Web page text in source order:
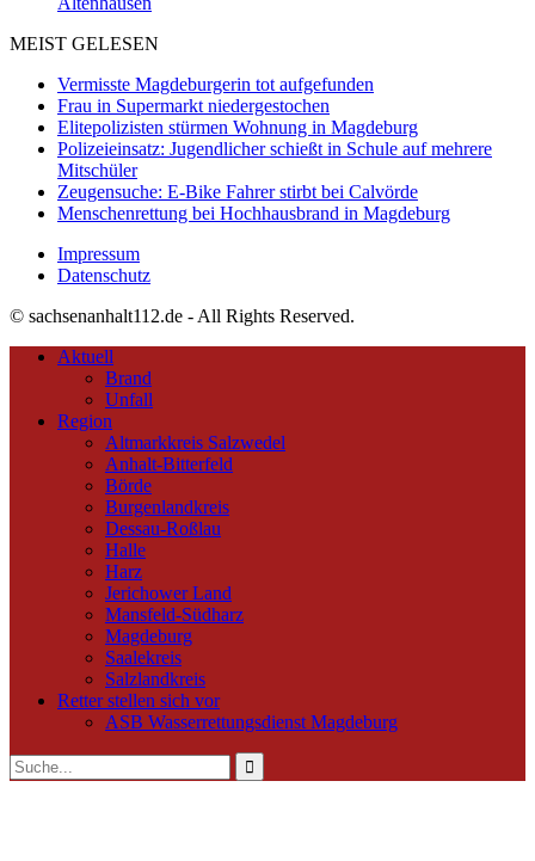
MEIST GELESEN
Vermisste Magdeburgerin tot aufgefunden
Frau in Supermarkt niedergestochen
Elitepolizisten stürmen Wohnung in Magdeburg
Polizeieinsatz: Jugendlicher schießt in Schule auf mehrere
Mitschüler
Zeugensuche: E-Bike Fahrer stirbt bei Calvörde
Menschenrettung bei Hochhausbrand in Magdeburg
Impressum
Datenschutz
© sachsenanhalt112.de - All Rights Reserved.
Aktuell
Brand
Unfall
Region
Altmarkkreis Salzwedel
Anhalt-Bitterfeld
Börde
Burgenlandkreis
Dessau-Roßlau
Halle
Harz
Jerichower Land
Mansfeld-Südharz
Magdeburg
Saalekreis
Salzlandkreis
Retter stellen sich vor
ASB Wasserrettungsdienst Magdeburg